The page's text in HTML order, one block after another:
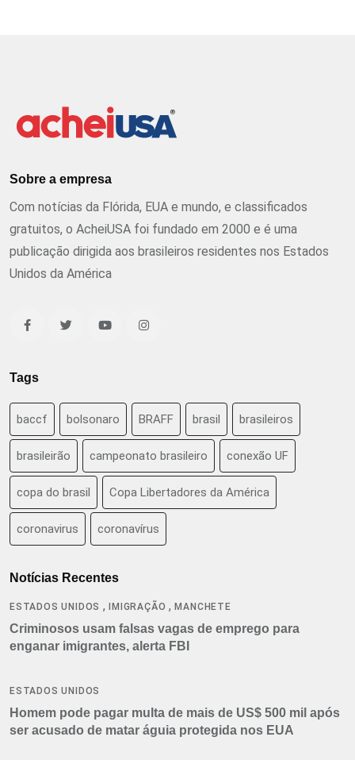
Sobre a empresa
Com notícias da Flórida, EUA e mundo, e classificados
gratuitos, o AcheiUSA foi fundado em 2000 e é uma
publicação dirigida aos brasileiros residentes nos Estados
Unidos da América
Tags
baccf bolsonaro BRAFF brasil brasileiros
brasileirão campeonato brasileiro conexão UF
copa do brasil Copa Libertadores da América
coronavirus coronavírus
Notícias Recentes
ESTADOS UNIDOS , IMIGRAÇÃO ,MANCHETE
Criminosos usam falsas vagas de emprego para
enganar imigrantes, alerta FBI
ESTADOS UNIDOS
Homem pode pagar multa de mais de US$ 500 mil após
ser acusado de matar águia protegida nos EUA